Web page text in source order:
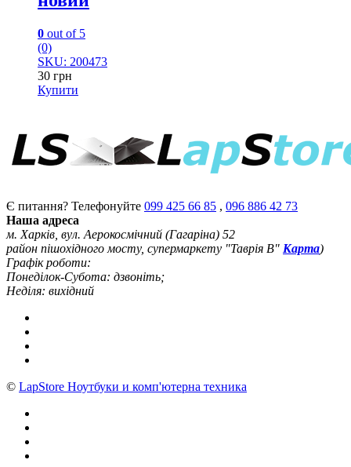
0 out of 5
(0)
SKU: 200473
30 грн
Купити
Є питання? Телефонуйте 099 425 66 85 , 096 886 42 73
Наша адреса
м. Харків, вул. Аерокосмічний (Гагаріна) 52
район пішохідного мосту, супермаркету "Таврія В" Карта)
Графік роботи:
Понеділок-Субота: дзвоніть;
Неділя: вихідний
© LapStore Ноутбуки и комп'ютерна техника